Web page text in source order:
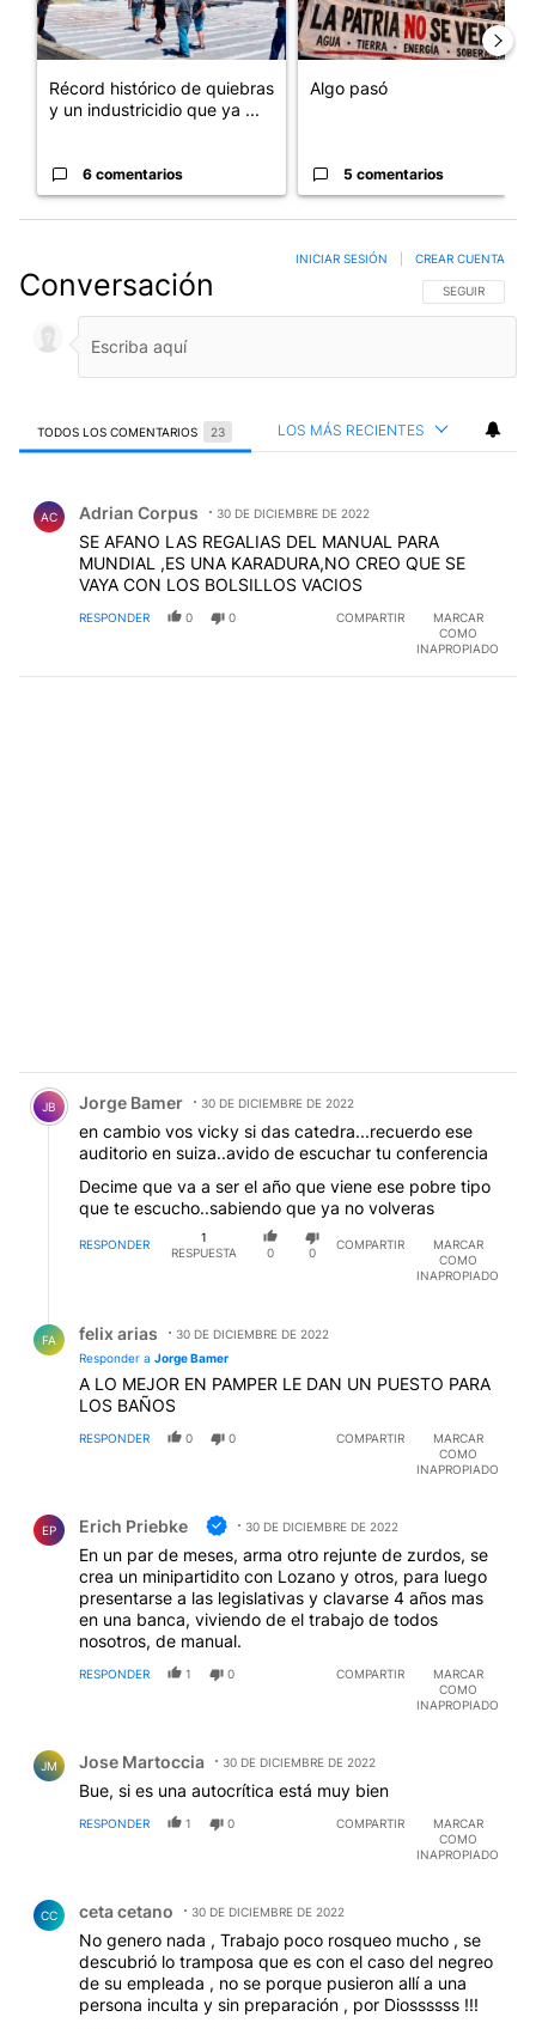
Récord histórico de quiebras
y un industricidio que ya ...
6 comentarios
Algo pasó
5 comentarios
Conversación SIGA ESTA
SEGUIR
INICIAR SESIÓN CREAR CUENTA
TODOS LOS COMENTARIOS 23 LOS MÁS RECIENTES
AC Adrian Corpus 30 DE DICIEMBRE DE 2022
SE AFANO LAS REGALIAS DEL MANUAL PARA
MUNDIAL ,ES UNA KARADURA,NO CREO QUE SE
VAYA CON LOS BOLSILLOS VACIOS
RESPONDER 0 0 COMPARTIR
MARCAR
COMO
INAPROPIADO
Comentario de Jorge Bamer.
JB Jorge Bamer 30 DE DICIEMBRE DE 2022
en cambio vos vicky si das catedra...recuerdo ese
auditorio en suiza..avido de escuchar tu conferencia
Decime que va a ser el año que viene ese pobre tipo
que te escucho..sabiendo que ya no volveras
RESPONDER
1
RESPUESTA
0 0
COMPARTIR
MARCAR
COMO
INAPROPIADO
FA felix arias
30 DE DICIEMBRE DE 2022
Responder a Jorge Bamer
A LO MEJOR EN PAMPER LE DAN UN PUESTO PARA
LOS BAÑOS
RESPONDER 0 0 COMPARTIR
MARCAR
COMO
INAPROPIADO
EP Erich Priebke 30 DE DICIEMBRE DE 2022
En un par de meses, arma otro rejunte de zurdos, se
crea un minipartidito con Lozano y otros, para luego
presentarse a las legislativas y clavarse 4 años mas
en una banca, viviendo de el trabajo de todos
nosotros, de manual.
RESPONDER 1 0 COMPARTIR
MARCAR
COMO
INAPROPIADO
JM Jose Martoccia 30 DE DICIEMBRE DE 2022
Bue, si es una autocrítica está muy bien
RESPONDER 1 0 COMPARTIR
MARCAR
COMO
INAPROPIADO
CC ceta cetano 30 DE DICIEMBRE DE 2022
No genero nada , Trabajo poco rosqueo mucho , se
descubrió lo tramposa que es con el caso del negreo
de su empleada , no se porque pusieron allí a una
persona inculta y sin preparación , por Diossssss !!!